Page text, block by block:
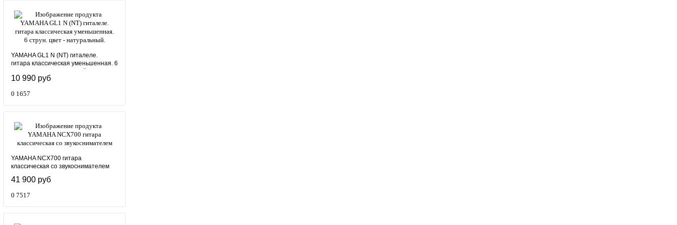
YAMAHA GL1 N (NT) гиталеле.
гитара классическая уменьшенная. 6
струн. цвет - натуральный.
10 990 руб
0 1657
YAMAHA NCX700 гитара
классическая со звукоснимателем
41 900 руб
0 7517